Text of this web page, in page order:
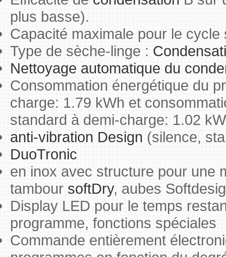
plus basse).
Capacité maximale pour le
Type de sèche-linge :
Nettoyage automatique du
Consommation énergétique du
charge: 1.79 kWh et
standard à demi-charge: 1.02
anti-vibration Design (silence,
DuoTronic
en inox avec structure pour une
tambour softDry, aubes
Display LED pour le temps
programme, fonctions spéciales
Commande entièrement